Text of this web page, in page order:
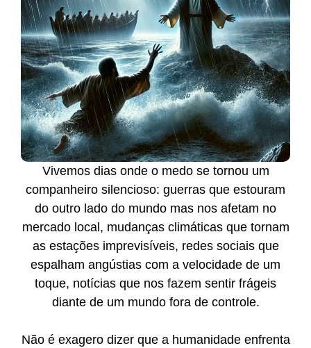
Vivemos dias onde o medo se tornou um
companheiro silencioso: guerras que estouram
do outro lado do mundo mas nos afetam no
mercado local, mudanças climáticas que tornam
as estações imprevisíveis, redes sociais que
espalham angústias com a velocidade de um
toque, notícias que nos fazem sentir frágeis
diante de um mundo fora de controle.
Não é exagero dizer que a humanidade enfrenta